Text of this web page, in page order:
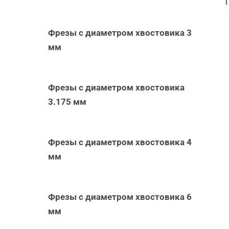
Фрезы с диаметром хвостовика 3
мм
Фрезы с диаметром хвостовика
3.175 мм
Фрезы с диаметром хвостовика 4
мм
Фрезы с диаметром хвостовика 6
мм